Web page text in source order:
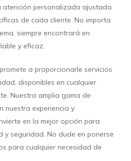
atención personalizada ajustada
de cada cliente. No importa
siempre encontrará en
y eficaz.
a proporcionarle servicios
disponibles en cualquier
Nuestra amplia gama de
nuestra experiencia y
en la mejor opción para
y seguridad. No dude en ponerse
para cualquier necesidad de